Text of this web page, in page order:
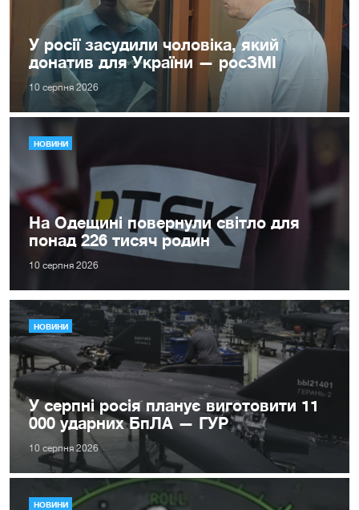
У росії засудили чоловіка, який
донатив для України — росЗМІ
10 серпня 2026
НОВИНИ
На Одещині повернули світло для
понад 226 тисяч родин
10 серпня 2026
НОВИНИ
У серпні росія планує виготовити 11
000 ударних БпЛА — ГУР
10 серпня 2026
НОВИНИ